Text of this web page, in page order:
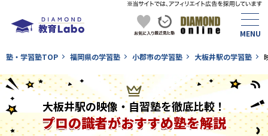
塾・学習塾TOP 福岡県の学習塾 小郡市の学習塾 大板井駅の学習塾
大板井駅の映像・自習塾を徹底比較！
プロの識者がおすすめ塾を解説